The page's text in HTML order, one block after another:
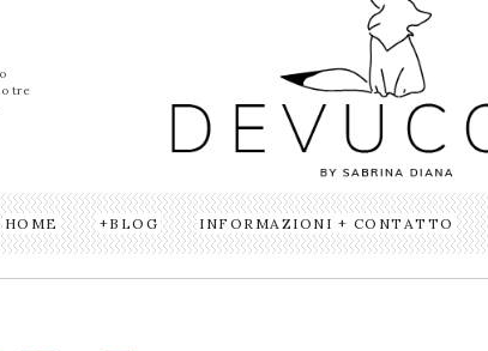
tre
HOME BLOG INFORMAZIONI + CONTATTO